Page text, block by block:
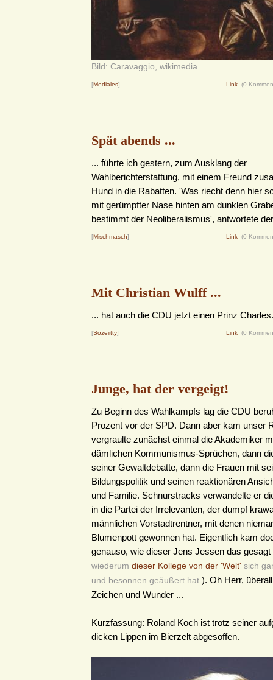
Bild: Caravaggio, wikimedia
[Mediales] Link (0
Spät abends ...
... führte ich gestern, zum Ausklang der
Wahlberichterstattung, mit einem Freund
Hund in die Rabatten. 'Was riecht denn hier
mit gerümpfter Nase hinten am dunklen
bestimmt der Neoliberalismus', antwortete
[Mischmasch] Link (0
Mit Christian Wulff ...
... hat auch die CDU jetzt einen Prinz Charles.
[Sozeiitty] Link (0
Junge, hat der vergeigt!
Zu Beginn des Wahlkampfs lag die CDU
Prozent vor der SPD. Dann aber kam unser
vergraulte zunächst einmal die Akademiker
dämlichen Kommunismus-Sprüchen, dann
seiner Gewaltdebatte, dann die Frauen mit
Bildungspolitik und seinen reaktionären
und Familie. Schnurstracks verwandelte er
in die Partei der Irrelevanten, der dumpf
männlichen Vorstadtrentner, mit denen
Blumenpott gewonnen hat. Eigentlich kam
genauso, wie dieser Jens Jessen das gesagt
wiederum dieser Kollege von der 'Welt' sich
und besonnen geäußert hat ). Oh Herr,
Zeichen und Wunder ...
Kurzfassung: Roland Koch ist trotz seiner
dicken Lippen im Bierzelt abgesoffen.